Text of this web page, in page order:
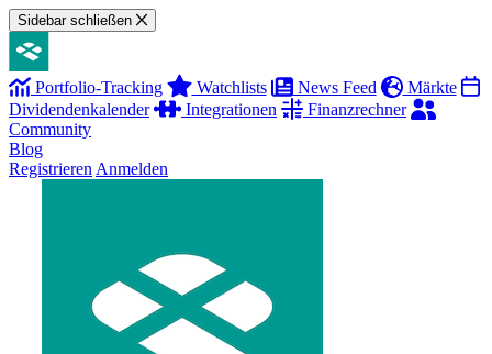
Sidebar schließen
Portfolio-Tracking Watchlists News Feed
Märkte
Dividendenkalender
Integrationen
Finanzrechner
Community
Blog
Registrieren Anmelden